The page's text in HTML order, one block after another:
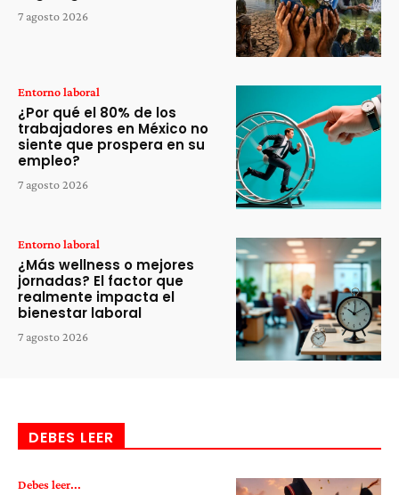
7 agosto 2026
Entorno laboral
¿Por qué el 80% de los
trabajadores en México no
siente que prospera en su
empleo?
7 agosto 2026
Entorno laboral
¿Más wellness o mejores
jornadas? El factor que
realmente impacta el
bienestar laboral
7 agosto 2026
DEBES LEER
Debes leer...